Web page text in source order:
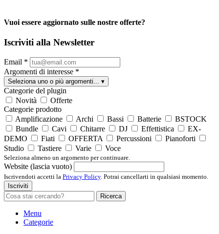
Vuoi essere aggiornato sulle nostre offerte?
Iscriviti alla Newsletter
Email *
Argomenti di interesse *
Seleziona uno o più argomenti... ▾
Categorie del plugin
Novità
Offerte
Categorie prodotto
Amplificazione
Archi Bassi Batterie
BSTOCK
Bundle
Cavi Chitarre DJ Effettistica
EX-
DEMO
Fiati OFFERTA Percussioni
Pianoforti
Studio
Tastiere Varie Voce
Seleziona almeno un argomento per continuare.
Website (lascia vuoto)
Iscrivendoti accetti la Privacy Policy. Potrai cancellarti in qualsiasi momento.
Iscriviti
Ricerca
Menu
Categorie